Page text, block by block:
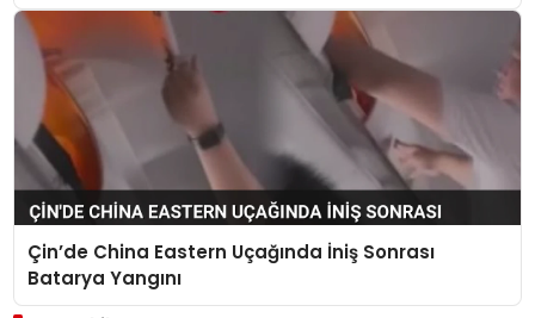
Çin’de China Eastern Uçağında İniş Sonrası
Batarya Yangını